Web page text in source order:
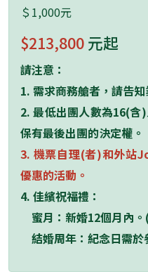
＄1,000元
$213,800元起
請注意：
1. 需求商務艙者，請告
2. 最低出團人數為16(含)
保有最後出團的決定權。
3. 機票自理(者)和外站
優惠的活動。
4. 佳繽祝福禮：
蜜月：新婚12個月內
結婚周年：紀念日需